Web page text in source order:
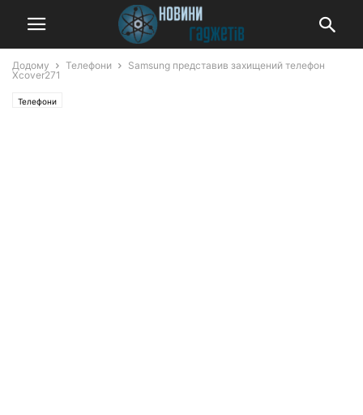
Додому Телефони
Samsung представив захищений телефон
Xcover271
Телефони